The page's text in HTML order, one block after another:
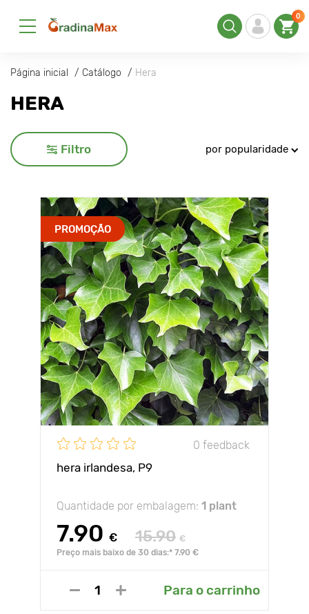
0
Página inicial Catálogo Hera
HERA
Filtro por popularidade
PROMOÇÃO
0 feedback
hera irlandesa, P9
Quantidade por embalagem: 1 plant
7.90 € 15.90 €
Preço mais baixo de 30 dias:* 7.90 €
Para o carrinho